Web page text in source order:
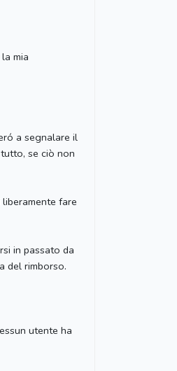
mia
a segnalare il
se ciò non
fare
in passato da
del rimborso.
utente ha